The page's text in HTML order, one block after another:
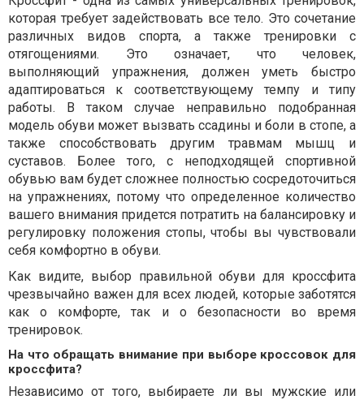
которая требует задействовать все тело. Это сочетание
различных видов спорта, а также тренировки с
отягощениями. Это означает, что человек,
выполняющий упражнения, должен уметь быстро
адаптироваться к соответствующему темпу и типу
работы. В таком случае неправильно подобранная
модель обуви может вызвать ссадины и боли в стопе, а
также способствовать другим травмам мышц и
суставов. Более того, с неподходящей спортивной
обувью вам будет сложнее полностью сосредоточиться
на упражнениях, потому что определенное количество
вашего внимания придется потратить на балансировку и
регулировку положения стопы, чтобы вы чувствовали
себя комфортно в обуви.
Как видите, выбор правильной обуви для кроссфита
чрезвычайно важен для всех людей, которые заботятся
как о комфорте, так и о безопасности во время
тренировок.
На что обращать внимание при выборе кроссовок для
кроссфита?
Независимо от того, выбираете ли вы мужские или